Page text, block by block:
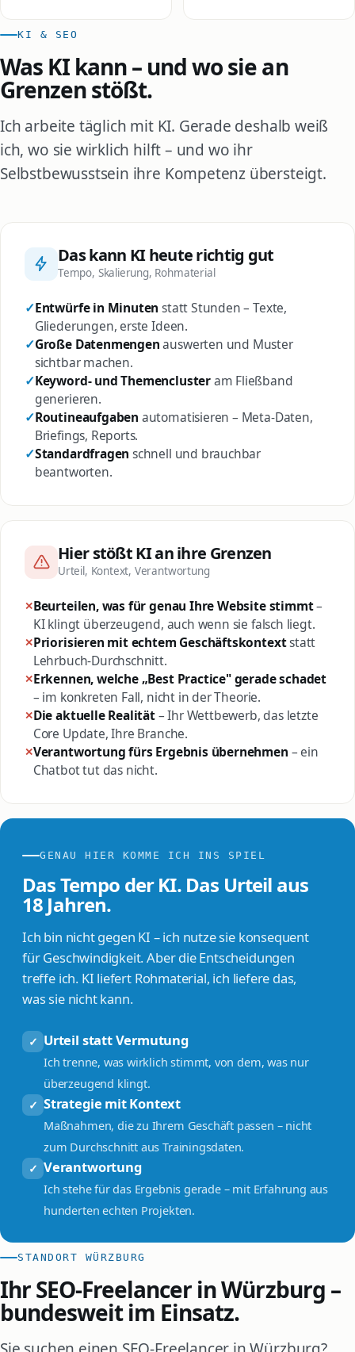
KI & SEO
Was KI kann – und wo sie an
Grenzen stößt.
Ich arbeite täglich mit KI. Gerade deshalb weiß
ich, wo sie wirklich hilft – und wo ihr
Selbstbewusstsein ihre Kompetenz übersteigt.
Das kann KI heute richtig gut
Tempo, Skalierung, Rohmaterial
Entwürfe in Minuten statt Stunden – Texte,
Gliederungen, erste Ideen.
Große Datenmengenauswerten und Muster
sichtbar machen.
Keyword- und Themenclusteram Fließband
generieren.
Routineaufgaben automatisieren – Meta-Daten,
Briefings, Reports.
Standardfragen schnell und brauchbar
beantworten.
Hier stößt KI an ihre Grenzen
Urteil, Kontext, Verantwortung
Beurteilen, was für genau Ihre Website stimmt–
KI klingt überzeugend, auch wenn sie falsch liegt.
Priorisieren mit echtem Geschäftskontextstatt
Lehrbuch-Durchschnitt.
Erkennen, welche „Best Practice" gerade schadet
– im konkreten Fall, nicht in der Theorie.
Die aktuelle Realität– Ihr Wettbewerb, das letzte
Core Update, Ihre Branche.
Verantwortung fürs Ergebnis übernehmen – ein
Chatbot tut das nicht.
GENAU HIER KOMME ICH INS SPIEL
Das Tempo der KI. Das Urteil aus
18 Jahren.
Ich bin nicht gegen KI – ich nutze sie konsequent
für Geschwindigkeit. Aber die Entscheidungen
treffe ich. KI liefert Rohmaterial, ich liefere das,
was sie nicht kann.
✓ Urteil statt Vermutung
Ich trenne, was wirklich stimmt, von dem, was nur
überzeugend klingt.
✓ Strategie mit Kontext
Maßnahmen, die zu Ihrem Geschäft passen – nicht
zum Durchschnitt aus Trainingsdaten.
✓ Verantwortung
Ich stehe für das Ergebnis gerade – mit Erfahrung aus
hunderten echten Projekten.
STANDORT WÜRZBURG
Ihr SEO-Freelancer in Würzburg –
bundesweit im Einsatz.